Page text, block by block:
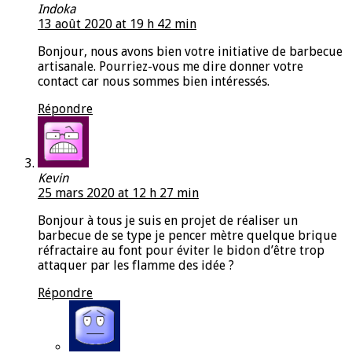
Indoka
13 août 2020 at 19 h 42 min
Bonjour, nous avons bien votre initiative de barbecue
artisanale. Pourriez-vous me dire donner votre
contact car nous sommes bien intéressés.
Répondre
Kevin
25 mars 2020 at 12 h 27 min
Bonjour à tous je suis en projet de réaliser un
barbecue de se type je pencer mètre quelque brique
réfractaire au font pour éviter le bidon d’être trop
attaquer par les flamme des idée ?
Répondre